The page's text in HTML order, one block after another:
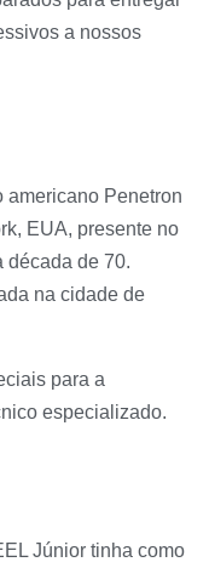
a nossos
americano Penetron
EUA, presente no
década de 70.
na cidade de
para a
especializado.
Júnior tinha como